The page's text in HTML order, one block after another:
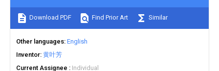
Download PDF Find Prior Art Similar
Other languages English
Inventor 黄叶芳
Current Assignee
Individual